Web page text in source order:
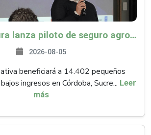
Minagricultura lanza piloto de seguro agropecuario por $9.625 millones para proteger a más de 14.000 pequeños productores contra riesgos del Fenómeno de El Niño
2026-08-05
beneficiará a 14.402 pequeños
ingresos en Córdoba, Sucre... Leer
más